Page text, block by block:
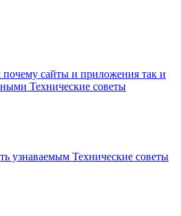
сайты и приложения так и
Технические советы
узнаваемым Технические советы